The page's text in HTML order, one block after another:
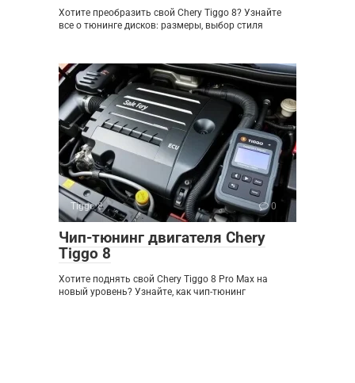
Хотите преобразить свой Chery Tiggo 8? Узнайте
все о тюнинге дисков: размеры, выбор стиля
Tiggo 8 0
Чип-тюнинг двигателя Chery
Tiggo 8
Хотите поднять свой Chery Tiggo 8 Pro Max на
новый уровень? Узнайте, как чип-тюнинг